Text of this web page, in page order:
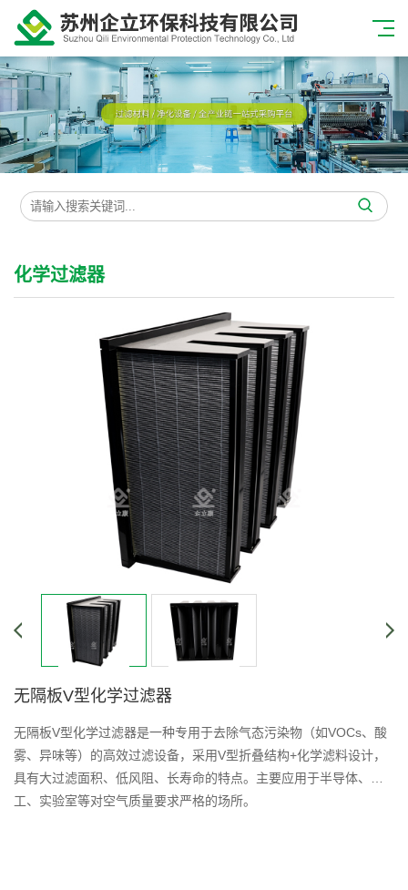
化学过滤器
无隔板V型化学过滤器
无隔板V型化学过滤器是一种专用于去除气态污染物（如VOCs、酸
雾、异味等）的高效过滤设备，采用V型折叠结构+化学滤料设计，
具有大过滤面积、低风阻、长寿命的特点。主要应用于半导体、化
工、实验室等对空气质量要求严格的场所。